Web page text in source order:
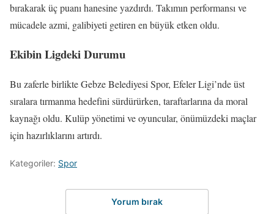
bırakarak üç puanı hanesine yazdırdı. Takımın performansı ve
mücadele azmi, galibiyeti getiren en büyük etken oldu.
Ekibin Ligdeki Durumu
Bu zaferle birlikte Gebze Belediyesi Spor, Efeler Ligi’nde üst
sıralara tırmanma hedefini sürdürürken, taraftarlarına da moral
kaynağı oldu. Kulüp yönetimi ve oyuncular, önümüzdeki maçlar
için hazırlıklarını artırdı.
Kategoriler: Spor
Yorum bırak